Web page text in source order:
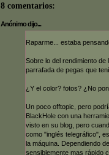
8 comentarios:
Anónimo dijo...
Raparme... estaba
Sobre lo del rendimiento
parrafada de pegas que
¿Y el color? fotos? ¿No
Un poco offtopic, pero
BlackHole con una
visto en su blog, pero
como "inglés telegráfico",
la máquina. Dependiendo
sensiblemente mas rápido